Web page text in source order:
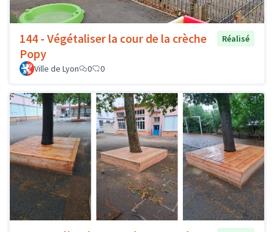
144 - Végétaliser la cour de la crèche
Popy
Réalisé
Ville de Lyon 0 0